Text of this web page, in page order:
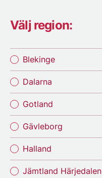
Välj region:
Blekinge
Dalarna
Gotland
Gävleborg
Halland
Jämtland Härjedalen